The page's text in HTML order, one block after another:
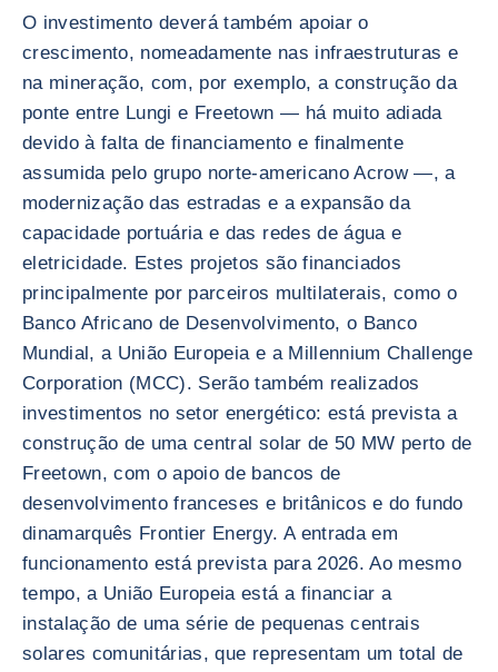
O investimento deverá também apoiar o
crescimento, nomeadamente nas infraestruturas e
na mineração, com, por exemplo, a construção da
ponte entre Lungi e Freetown — há muito adiada
devido à falta de financiamento e finalmente
assumida pelo grupo norte-americano Acrow —, a
modernização das estradas e a expansão da
capacidade portuária e das redes de água e
eletricidade. Estes projetos são financiados
principalmente por parceiros multilaterais, como o
Banco Africano de Desenvolvimento, o Banco
Mundial, a União Europeia e a Millennium Challenge
Corporation (MCC). Serão também realizados
investimentos no setor energético: está prevista a
construção de uma central solar de 50 MW perto de
Freetown, com o apoio de bancos de
desenvolvimento franceses e britânicos e do fundo
dinamarquês Frontier Energy. A entrada em
funcionamento está prevista para 2026. Ao mesmo
tempo, a União Europeia está a financiar a
instalação de uma série de pequenas centrais
solares comunitárias, que representam um total de